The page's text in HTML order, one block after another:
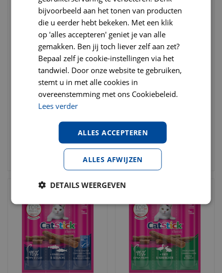
Puur matatabi cat chew
sticks 2 st
€ 3, 50€ 2,99
Vitakraft catstick mini
zalm
vanaf 5 stuks
€ 1,19
bijvoorbeeld aan het tonen van producten
die u eerder hebt bekeken. Met een klik
op 'alles accepteren' geniet je van alle
gemakken. Ben jij toch liever zelf aan zet?
Bepaal zelf je cookie-instellingen via het
tandwiel. Door onze website te gebruiken,
stemt u in met alle cookies in
overeenstemming met ons Cookiebeleid.
Lees verder
ALLES ACCEPTEREN
ALLES AFWIJZEN
DETAILS WEERGEVEN